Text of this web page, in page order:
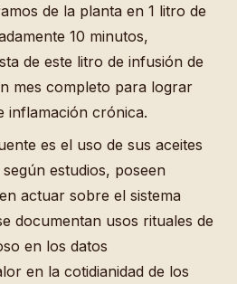
de la planta en 1 litro de
10 minutos,
de este litro de infusión de
mes completo para lograr
inflamación crónica.
es el uso de sus aceites
estudios, poseen
actuar sobre el sistema
documentan usos rituales de
en los datos
en la cotidianidad de los